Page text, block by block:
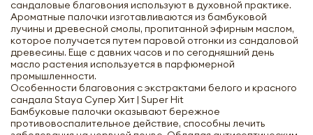
сандаловые благовония используют в духовной практике.
Ароматные палочки изготавливаются из бамбуковой
лучины и древесной смолы, пропитанной эфирным маслом,
которое получается путем паровой отгонки из сандаловой
древесины. Еще с давних часов и по сегодняшний день
масло растения используется в парфюмерной
промышленности.
Особенности благовония с экстрактами белого и красного
сандала Staya Супер Хит | Super Hit
Бамбуковые палочки оказывают бережное
противовоспалительное действие, способны лечить